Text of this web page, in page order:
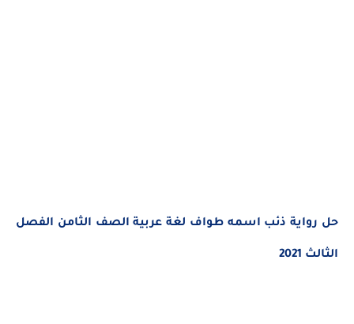
حل رواية ذئب اسمه طواف لغة عربية الصف الثامن الفصل
الثالث 2021